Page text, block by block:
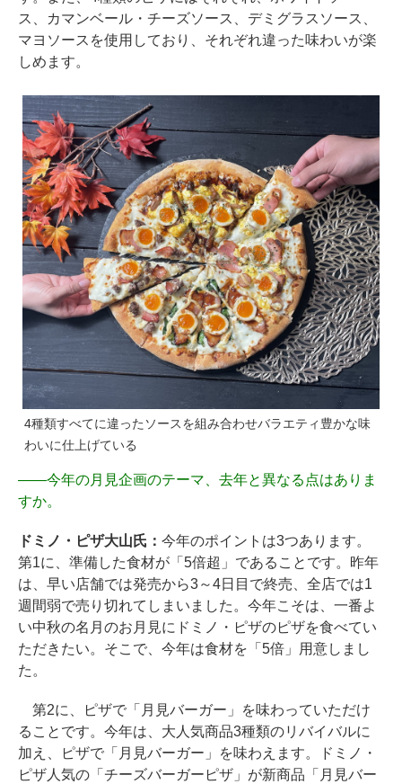
ス、カマンベール・チーズソース、デミグラスソース、
マヨソースを使用しており、それぞれ違った味わいが楽
しめます。
4種類すべてに違ったソースを組み合わせバラエティ豊かな味
わいに仕上げている
――今年の月見企画のテーマ、去年と異なる点はありま
すか。
ドミノ・ピザ大山氏： 今年のポイントは3つあります。
第1に、準備した食材が「5倍超」であることです。昨年
は、早い店舗では発売から3～4日目で終売、全店では1
週間弱で売り切れてしまいました。今年こそは、一番よ
い中秋の名月のお月見にドミノ・ピザのピザを食べてい
ただきたい。そこで、今年は食材を「5倍」用意しまし
た。
第2に、ピザで「月見バーガー」を味わっていただけ
ることです。今年は、大人気商品3種類のリバイバルに
加え、ピザで「月見バーガー」を味わえます。ドミノ・
ピザ人気の「チーズバーガーピザ」が新商品「月見バー